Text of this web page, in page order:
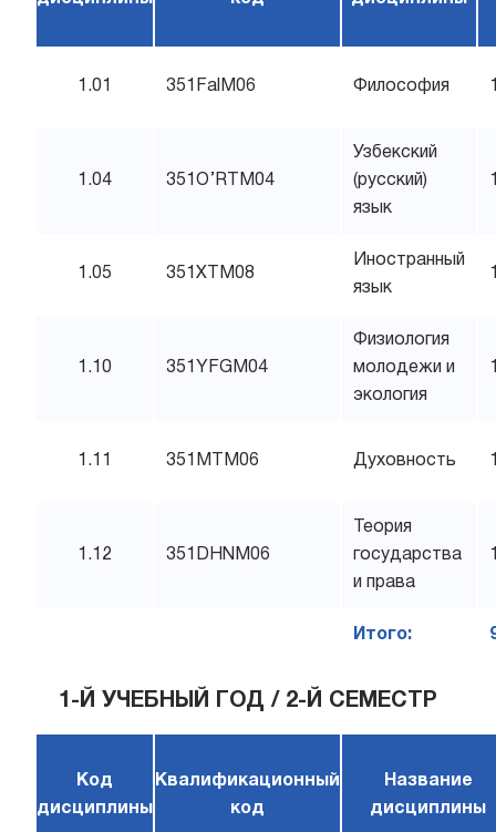
1.01 351FalM06 Философия
1.04 351O’RTM04
Узбекский
(русский)
язык
1.05 351XTM08
Иностранный
язык
1.10 351YFGM04
Физиология
молодежи и
экология
1.11 351MTM06 Духовность
1.12 351DHNM06
Теория
государства
и права
Итого:
1-Й УЧЕБНЫЙ ГОД / 2-Й СЕМЕСТР
Код
дисциплины
Квалификационный
код
Название
дисциплины